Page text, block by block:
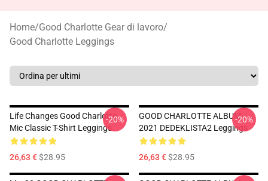
Home/Good Charlotte Gear di lavoro/
Good Charlotte Leggings
Life Changes Good Charlotte
Mic Classic T-Shirt Leggings
26,63 €$28.95
-20%
GOOD CHARLOTTE ALBUM
2021 DEDEKLISTA2 Leggings
26,63 €$28.95
-20%